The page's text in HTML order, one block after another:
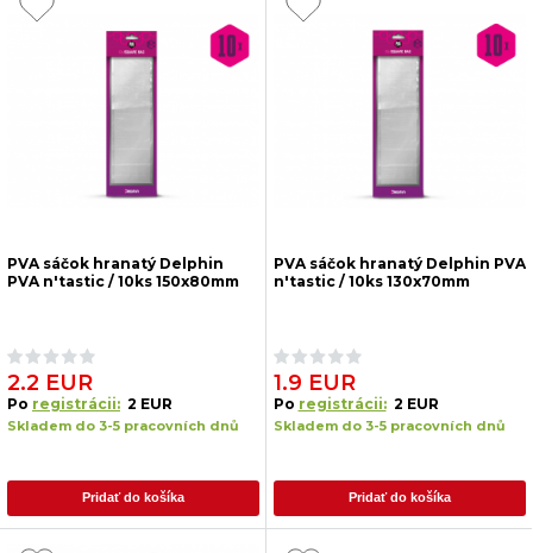
PVA sáčok hranatý Delphin
PVA n'tastic / 10ks 150x80mm
2.2 EUR
Po registrácii: 2 EUR
Skladem do 3-5 pracovních dnů
Pridať do košíka
PVA sáčok hranatý Delphin PVA
n'tastic / 10ks 130x70mm
1.9 EUR
Po registrácii: 2 EUR
Skladem do 3-5 pracovních dnů
Pridať do košíka